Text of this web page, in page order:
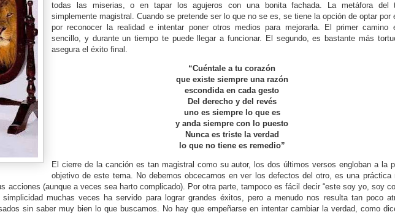
todas las miserias, o en tapar los agujeros con una bonita fachada. La metáfora del
simplemente magistral. Cuando se pretende ser lo que no se es, se tiene la opción de optar por
por reconocer la realidad e intentar poner otros medios para mejorarla. El primer camino
sencillo, y durante un tiempo te puede llegar a funcionar. El segundo, es bastante más
asegura el éxito final.
“Cuéntale a tu corazón
que existe siempre una razón
escondida en cada gesto
Del derecho y del revés
uno es siempre lo que es
y anda siempre con lo puesto
Nunca es triste la verdad
lo que no tiene es remedio”
El cierre de la canción es tan magistral como su autor, los dos últimos versos engloban a la
objetivo de este tema. No debemos obcecarnos en ver los defectos del otro, es una práctica
acciones (aunque a veces sea harto complicado). Por otra parte, tampoco es fácil decir “este soy yo, soy
muchas veces ha servido para lograr grandes éxitos, pero a menudo nos resulta tan poco
sin saber muy bien lo que buscamos. No hay que empeñarse en intentar cambiar la verdad, como